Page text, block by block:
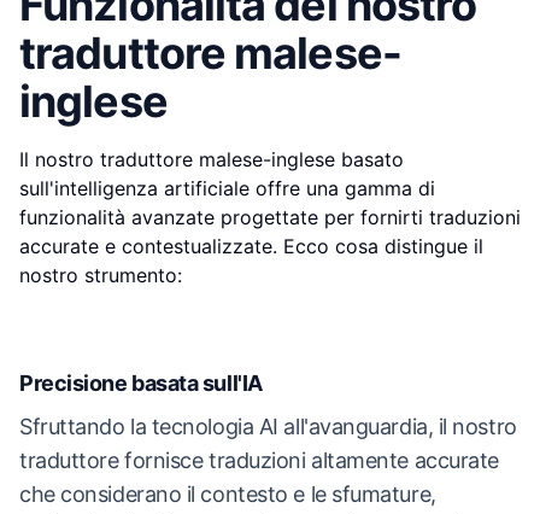
traduttore malese-
inglese
Il nostro traduttore malese-inglese basato
sull'intelligenza artificiale offre una gamma di
funzionalità avanzate progettate per fornirti traduzioni
accurate e contestualizzate. Ecco cosa distingue il
nostro strumento:
Precisione basata sull'IA
Sfruttando la tecnologia AI all'avanguardia, il nostro
traduttore fornisce traduzioni altamente accurate
che considerano il contesto e le sfumature,